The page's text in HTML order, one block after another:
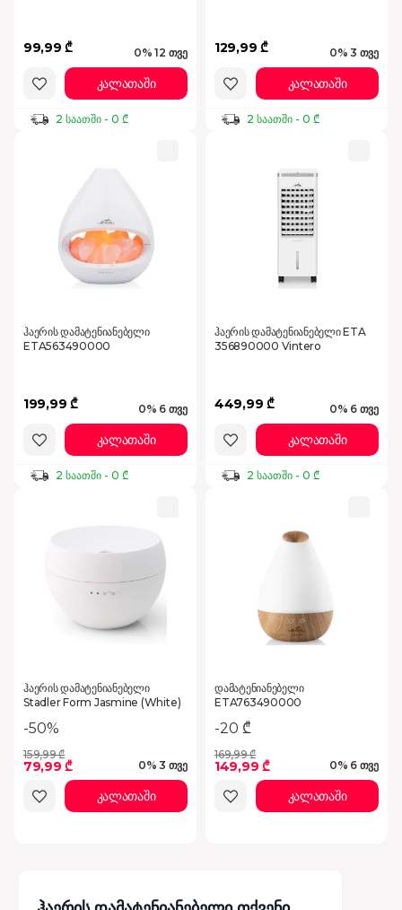
99,99 ₾ 0% 12 თვე
2 საათში - 0 ₾
კალათაში
129,99 ₾ 0% 3 თვე
2 საათში - 0 ₾
კალათაში
ჰაერის დამატენიანებელი
ETA563490000
199,99 ₾ 0% 6 თვე
2 საათში - 0 ₾
კალათაში
ჰაერის დამატენიანებელი ETA
356890000 Vintero
449,99 ₾ 0% 6 თვე
2 საათში - 0 ₾
კალათაში
ჰაერის დამატენიანებელი
Stadler Form Jasmine (White)
-50%
159,99 ₾
79,99 ₾ 0% 3 თვე
კალათაში
დამატენიანებელი
ETA763490000
-20 ₾
169,99 ₾
149,99 ₾ 0% 6 თვე
კალათაში